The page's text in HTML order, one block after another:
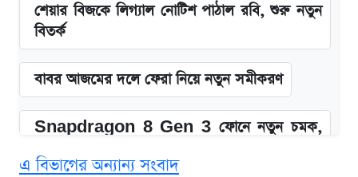
শেয়ার বিজকে লিগ্যাল নোটিশ পাঠাল রবি, শুরু নতুন
বিতর্ক
বাবর আজমের দলে ফেরা নিয়ে নতুন সমীকরণ
Snapdragon 8 Gen 3 ফোনে নতুন চমক,
এ বিভাগের অন্যান্য সংবাদ